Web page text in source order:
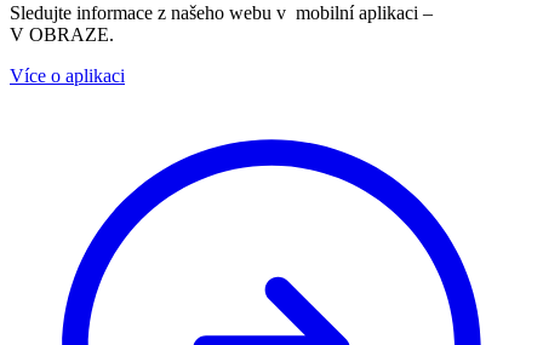
Sledujte informace z našeho webu v mobilní aplikaci –
V OBRAZE.
Více o aplikaci